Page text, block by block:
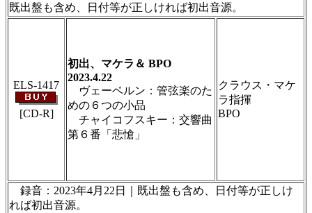
既出盤も含め、日付等が正しければ初出音源。
ELS-1417
[CD-R]
初出、マケラ＆ BPO
2023.4.22
ヴェーベルン：管弦楽のた
めの６つの小品
チャイコフスキー：交響曲
第６番「悲愴」
クラウス・マケ
ラ指揮
BPO
録音：2023年4月22日｜既出盤も含め、日付等が正しけ
れば初出音源。